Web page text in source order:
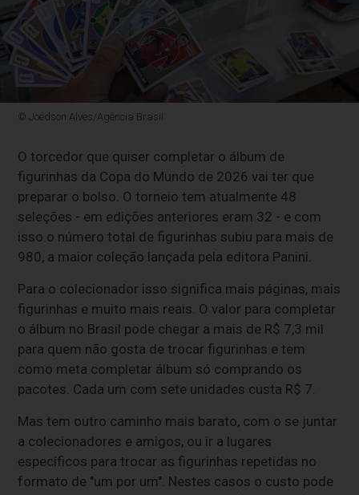
© Joédson Alves/Agência Brasil
O torcedor que quiser completar o álbum de
figurinhas da Copa do Mundo de 2026 vai ter que
preparar o bolso. O torneio tem atualmente 48
seleções - em edições anteriores eram 32 - e com
isso o número total de figurinhas subiu para mais de
980, a maior coleção lançada pela editora Panini.
Para o colecionador isso significa mais páginas, mais
figurinhas e muito mais reais. O valor para completar
o álbum no Brasil pode chegar a mais de R$ 7,3 mil
para quem não gosta de trocar figurinhas e tem
como meta completar álbum só comprando os
pacotes. Cada um com sete unidades custa R$ 7.
Mas tem outro caminho mais barato, com o se juntar
a colecionadores e amigos, ou ir a lugares
específicos para trocar as figurinhas repetidas no
formato de "um por um". Nestes casos o custo pode